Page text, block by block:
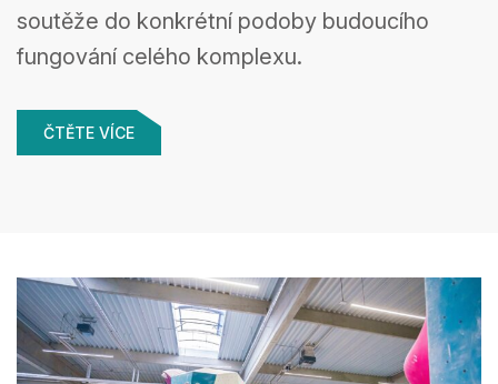
soutěže do konkrétní podoby budoucího
fungování celého komplexu.
ČTĚTE VÍCE